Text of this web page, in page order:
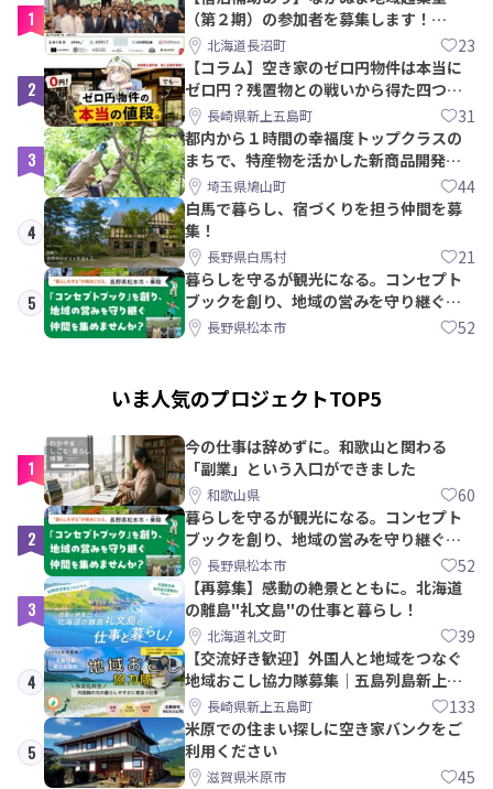
1
（第２期）の参加者を募集します！
【8/21〆】
北海道長沼町 23
2
【コラム】空き家のゼロ円物件は本当に
ゼロ円？残置物との戦いから得た四つの
教訓｜新上五島町
長崎県新上五島町 31
3
都内から１時間の幸福度トップクラスの
まちで、特産物を活かした新商品開発＆
PRメンバー募集！
埼玉県鳩山町 44
4
白馬で暮らし、宿づくりを担う仲間を募
集！
長野県白馬村 21
5
暮らしを守るが観光になる。コンセプト
ブックを創り、地域の営みを守り継ぐ仲
間を集めませんか？
長野県松本市 52
いま人気のプロジェクトTOP5
1
今の仕事は辞めずに。和歌山と関わる
「副業」という入口ができました
和歌山県 60
2
暮らしを守るが観光になる。コンセプト
ブックを創り、地域の営みを守り継ぐ仲
間を集めませんか？
長野県松本市 52
3
【再募集】感動の絶景とともに。北海道
の離島"礼文島"の仕事と暮らし！
北海道礼文町 39
4
【交流好き歓迎】外国人と地域をつなぐ
地域おこし協力隊募集｜五島列島新上五
島町長崎県新上五島町 133
5
米原での住まい探しに空き家バンクをご
利用ください
滋賀県米原市 45